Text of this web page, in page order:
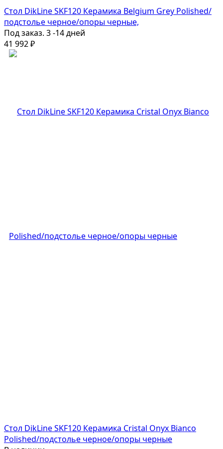
Стол DikLine SKF120 Керамика Belgium Grey Polished/
подстолье черное/опоры черные,
Под заказ. 3 -14 дней
41 992 ₽
Стол DikLine SKF120 Керамика Cristal Onyx Bianco
Polished/подстолье черное/опоры черные